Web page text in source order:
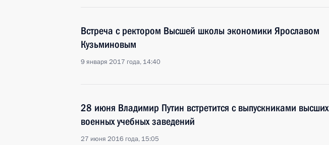
Встреча с ректором Высшей школы экономики Ярославом
Кузьминовым
9 января 2017 года, 14:40
28 июня Владимир Путин встретится с выпускниками высших
военных учебных заведений
27 июня 2016 года, 15:05